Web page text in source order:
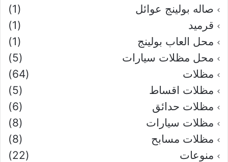
صاله بولينج عوائل
(1)
قرميد
(1)
محل العاب بولينج
(1)
محل مظلات سيارات
(5)
مظلات
(64)
مظلات اقساط
(5)
مظلات حدائق
(6)
مظلات سيارات
(8)
مظلات مسابح
(8)
منوعات
(22)